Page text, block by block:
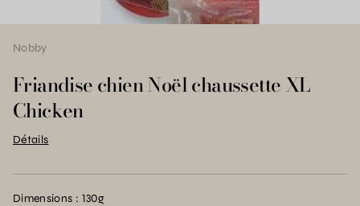
Nobby
Friandise chien Noël chaussette XL
Chicken
Détails
Dimensions : 130g